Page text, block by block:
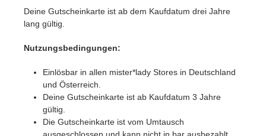
Deine Gutscheinkarte ist ab dem Kaufdatum drei Jahre
lang gültig.
Nutzungsbedingungen:
Einlösbar in allen mister*lady Stores in Deutschland
und Österreich.
Deine Gutscheinkarte ist ab Kaufdatum 3 Jahre
gültig.
Die Gutscheinkarte ist vom Umtausch